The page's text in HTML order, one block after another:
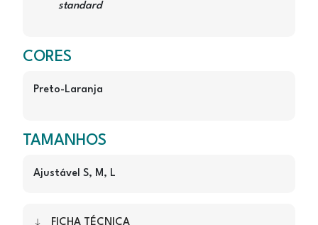
standard
CORES
Preto-Laranja
TAMANHOS
Ajustável S, M, L
FICHA TÉCNICA